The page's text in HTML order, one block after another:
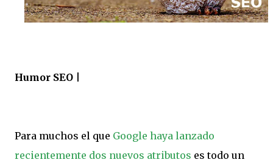
Humor SEO |
Para muchos el que Google haya lanzado
recientemente dos nuevos atributos es todo un